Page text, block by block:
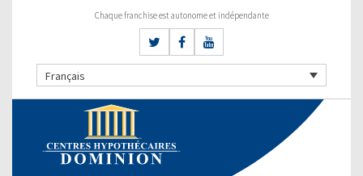
Chaque franchise est autonome et indépendante
Français